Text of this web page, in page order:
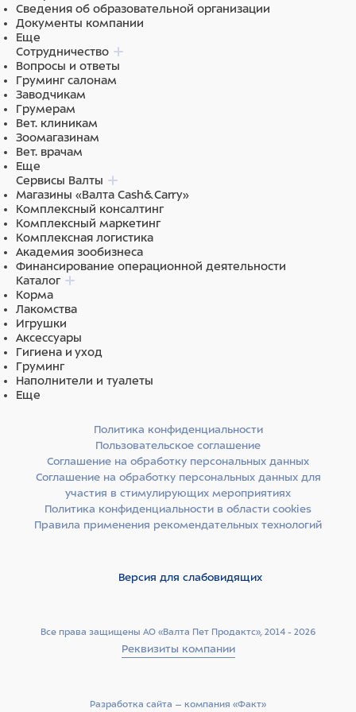
Сведения об образовательной организации
Документы компании
Еще
Сотрудничество
Вопросы и ответы
Груминг салонам
Заводчикам
Грумерам
Вет. клиникам
Зоомагазинам
Вет. врачам
Еще
Сервисы Валты
Магазины «Валта Cash&Carry»
Комплексный консалтинг
Комплексный маркетинг
Комплексная логистика
Академия зообизнеса
Финансирование операционной деятельности
Каталог
Корма
Лакомства
Игрушки
Аксессуары
Гигиена и уход
Груминг
Наполнители и туалеты
Еще
Все права защищены АО «Валта Пет Продактс», 2014 - 2026
Реквизиты компании
Политика конфиденциальности
Пользовательское соглашение
Соглашение на обработку персональных данных
Соглашение на обработку персональных данных для
участия в стимулирующих мероприятиях
Политика конфиденциальности в области cookies
Правила применения рекомендательных технологий
Версия для слабовидящих
Разработка сайта –­ компания «Факт»